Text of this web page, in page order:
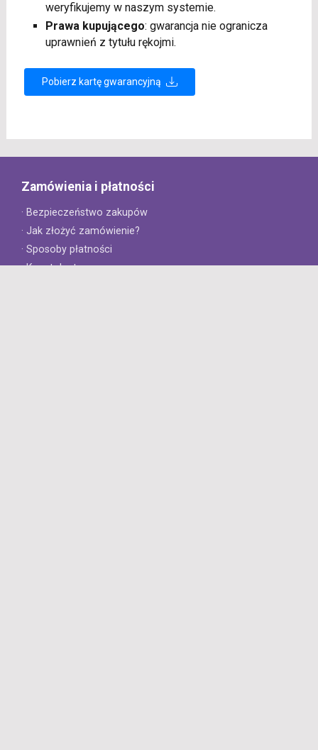
weryfikujemy w naszym systemie.
Prawa kupującego: gwarancja nie ogranicza
uprawnień z tytułu rękojmi.
Pobierz kartę gwarancyjną
Zamówienia i płatności
· Bezpieczeństwo zakupów
· Jak złożyć zamówienie?
· Sposoby płatności
· Koszt dostawy